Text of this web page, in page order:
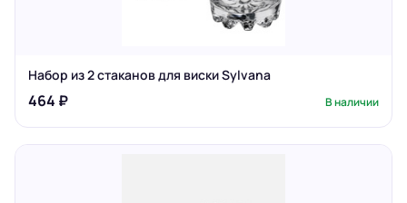
Набор из 2 стаканов для виски Sylvana
464 ₽ В наличии